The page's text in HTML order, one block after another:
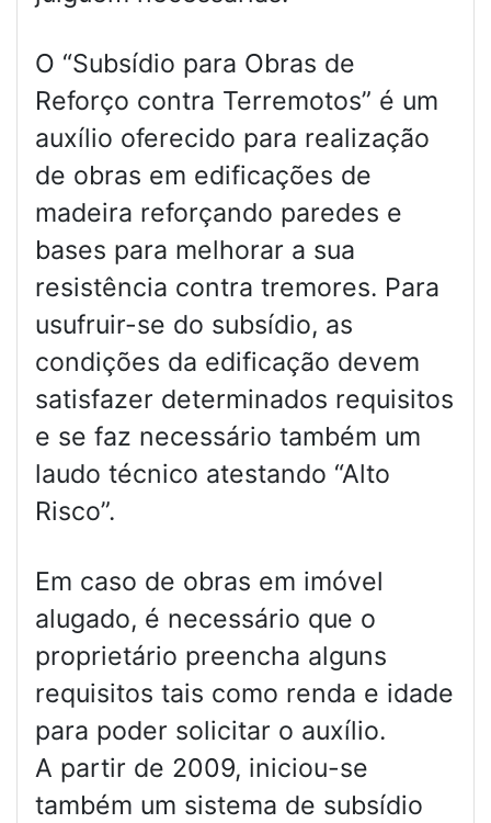
O “Subsídio para Obras de
Reforço contra Terremotos” é um
auxílio oferecido para realização
de obras em edificações de
madeira reforçando paredes e
bases para melhorar a sua
resistência contra tremores. Para
usufruir-se do subsídio, as
condições da edificação devem
satisfazer determinados requisitos
e se faz necessário também um
laudo técnico atestando “Alto
Risco”.
Em caso de obras em imóvel
alugado, é necessário que o
proprietário preencha alguns
requisitos tais como renda e idade
para poder solicitar o auxílio.
A partir de 2009, iniciou-se
também um sistema de subsídio